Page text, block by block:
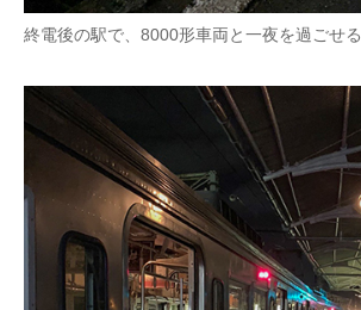
終電後の駅で、8000形車両と一夜を過ごせる